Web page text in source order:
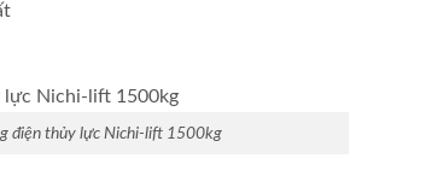
điện thủy lực Nichi-lift 1500kg